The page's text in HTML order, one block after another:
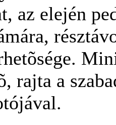
az elején
rajta a